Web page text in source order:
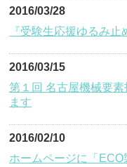
2016/03/28
『受験生応援ゆるみ
2016/03/15
第１回 名古屋機械要
ます
2016/02/10
ホームページに「